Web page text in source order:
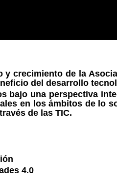
crecimiento de la
del desarrollo
bajo una perspectiva
en los ámbitos de lo
de las TIC.
4.0